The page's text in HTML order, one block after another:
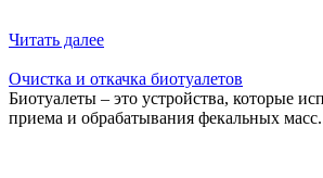
Читать далее
Очистка и откачка биотуалетов
Биотуалеты – это устройства, которые
приема и обрабатывания фекальных